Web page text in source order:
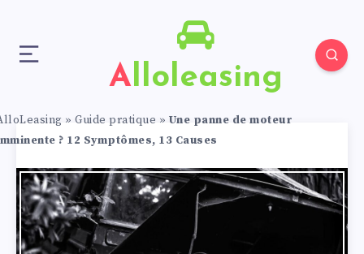
Alloleasing
» Guide pratique » Une panne de moteur
? 12 Symptômes, 13 Causes